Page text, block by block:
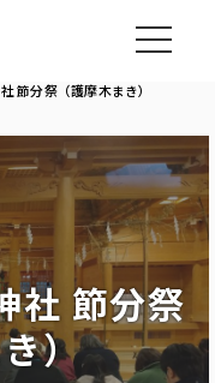
節分祭（護摩木まき）
社 節分祭
）